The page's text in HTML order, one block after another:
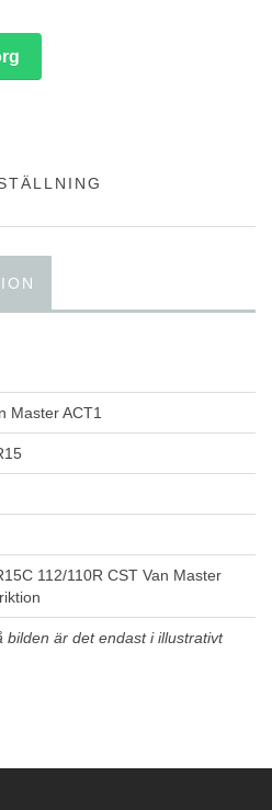
Master ACT1
112/110R CST Van Master
är det endast i illustrativt